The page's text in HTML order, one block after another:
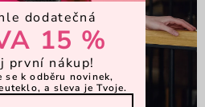
dodatečná
15 %
první nákup!
se k odběru novinek,
a sleva je Tvoje.